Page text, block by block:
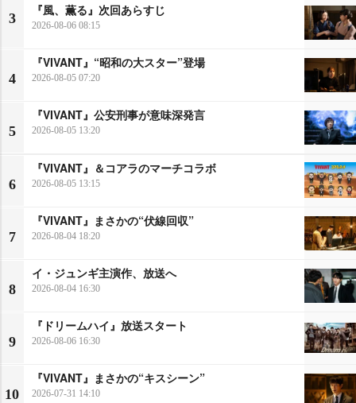
3
『風、薫る』次回あらすじ
2026-08-06 08:15
4
『VIVANT』“昭和の大スター”登場
2026-08-05 07:20
5
『VIVANT』公安刑事が意味深発言
2026-08-05 13:20
6
『VIVANT』＆コアラのマーチコラボ
2026-08-05 13:15
7
『VIVANT』まさかの“伏線回収”
2026-08-04 18:20
8
イ・ジュンギ主演作、放送へ
2026-08-04 16:30
9
『ドリームハイ』放送スタート
2026-08-06 16:30
10
『VIVANT』まさかの“キスシーン”
2026-07-31 14:10